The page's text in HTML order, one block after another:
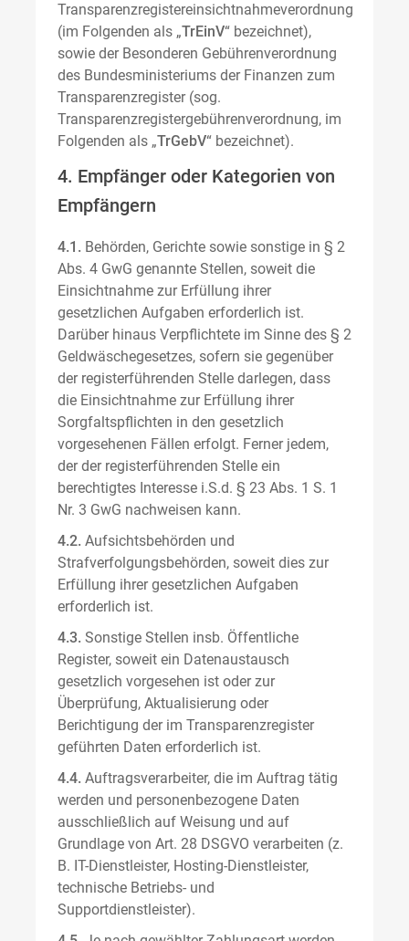
Transparenzregistereinsichtnahmeverordnung
(im Folgenden als „TrEinV“ bezeichnet),
sowie der Besonderen Gebührenverordnung
des Bundesministeriums der Finanzen zum
Transparenzregister (sog.
Transparenzregistergebührenverordnung, im
Folgenden als „TrGebV“ bezeichnet).
4. Empfänger oder Kategorien von
Empfängern
4.1. Behörden, Gerichte sowie sonstige in § 2
Abs. 4 GwG genannte Stellen, soweit die
Einsichtnahme zur Erfüllung ihrer
gesetzlichen Aufgaben erforderlich ist.
Darüber hinaus Verpflichtete im Sinne des § 2
Geldwäschegesetzes, sofern sie gegenüber
der registerführenden Stelle darlegen, dass
die Einsichtnahme zur Erfüllung ihrer
Sorgfaltspflichten in den gesetzlich
vorgesehenen Fällen erfolgt. Ferner jedem,
der der registerführenden Stelle ein
berechtigtes Interesse i.S.d. § 23 Abs. 1 S. 1
Nr. 3 GwG nachweisen kann.
4.2. Aufsichtsbehörden und
Strafverfolgungsbehörden, soweit dies zur
Erfüllung ihrer gesetzlichen Aufgaben
erforderlich ist.
4.3. Sonstige Stellen insb. Öffentliche
Register, soweit ein Datenaustausch
gesetzlich vorgesehen ist oder zur
Überprüfung, Aktualisierung oder
Berichtigung der im Transparenzregister
geführten Daten erforderlich ist.
4.4. Auftragsverarbeiter, die im Auftrag tätig
werden und personenbezogene Daten
ausschließlich auf Weisung und auf
Grundlage von Art. 28 DSGVO verarbeiten (z.
B. IT-Dienstleister, Hosting-Dienstleister,
technische Betriebs- und
Supportdienstleister).